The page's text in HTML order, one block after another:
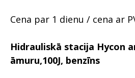
Cena par 1 dienu / cena ar
Hidrauliskā stacija Hycon
āmuru,100J, benzīns